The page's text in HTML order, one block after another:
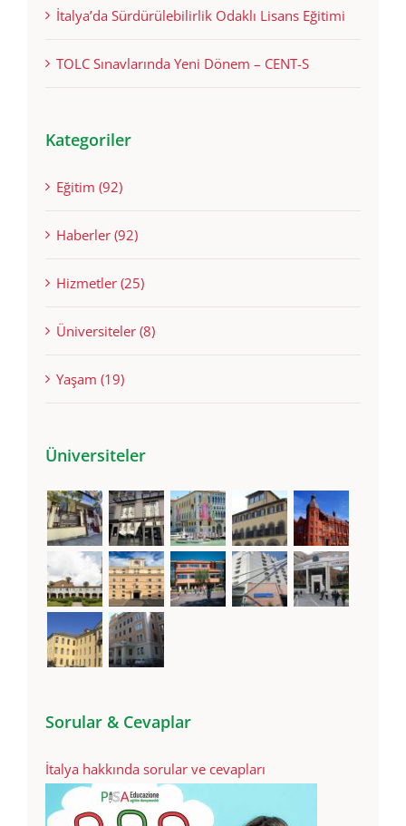
İtalya’da Sürdürülebilirlik Odaklı Lisans Eğitimi
TOLC Sınavlarında Yeni Dönem – CENT-S
Kategoriler
Eğitim (92)
Haberler (92)
Hizmetler (25)
Üniversiteler (8)
Yaşam (19)
Üniversiteler
Sorular & Cevaplar
İtalya hakkında sorular ve cevapları